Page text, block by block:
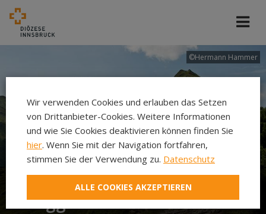
©Hermann Hammer
Berggottesdienste
Wir verwenden Cookies und erlauben das Setzen
von Drittanbieter-Cookies. Weitere Informationen
und wie Sie Cookies deaktivieren können finden Sie
hier. Wenn Sie mit der Navigation fortfahren,
stimmen Sie der Verwendung zu. Datenschutz
ALLE COOKIES AKZEPTIEREN